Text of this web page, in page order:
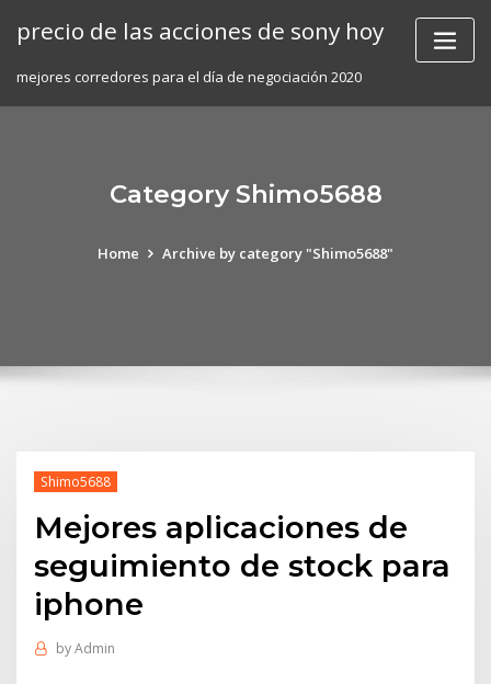
precio de las acciones de sony hoy
mejores corredores para el día de negociación 2020
Category Shimo5688
Home Archive by category "Shimo5688"
Shimo5688
Mejores aplicaciones de
seguimiento de stock para
iphone
byAdmin